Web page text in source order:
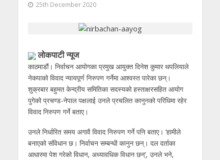
25th December 2020
लोकपाटी न्यूज
काठमाडौं। निर्वाचन आयोगका प्रमुख आयुक्त दिनेश कुमार थपलियाले
नेकपाको विवाद न्यायपूर्ण निरुपण गर्नेमा आश्वस्त पारेका छन्।
शुक्रबार बहुमत केन्द्रीय समितिका सदस्यको हस्ताक्षरसहित आयोग
पुगेको प्रचण्ड-नेपाल पक्षलाई उनले प्रचलित कानुनको परिधिमा रहेर
विवाद निरुपण गर्ने बताए।
उनले निर्धारित समय अगावै विवाद निरुपण गर्ने पनि बताए। ‘हामीले
बनाएको संविधान छ। निर्वाचन सम्बन्धी कानुन छन्। दल दर्ताका
आधारमा पेश गरेको विधान, अध्यावधिक विधान छन्’, उनले भने,